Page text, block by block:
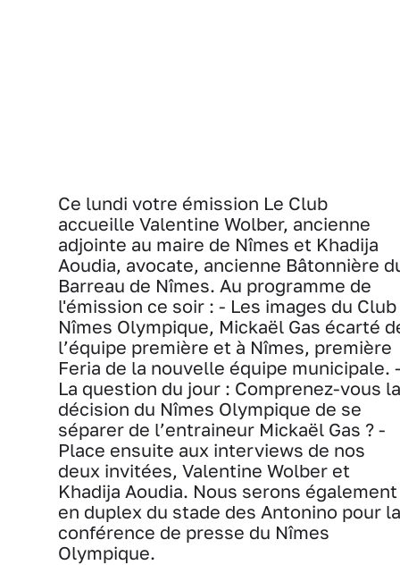
Ce lundi votre émission Le Club
accueille Valentine Wolber, ancienne
adjointe au maire de Nîmes et Khadija
Aoudia, avocate, ancienne Bâtonnière
Barreau de Nîmes. Au programme de
l'émission ce soir : - Les images du Club
Nîmes Olympique, Mickaël Gas écarté
l’équipe première et à Nîmes, première
Feria de la nouvelle équipe municipale.
La question du jour : Comprenez-vous la
décision du Nîmes Olympique de se
séparer de l’entraineur Mickaël Gas ? -
Place ensuite aux interviews de nos
deux invitées, Valentine Wolber et
Khadija Aoudia. Nous serons également
en duplex du stade des Antonino pour la
conférence de presse du Nîmes
Olympique.